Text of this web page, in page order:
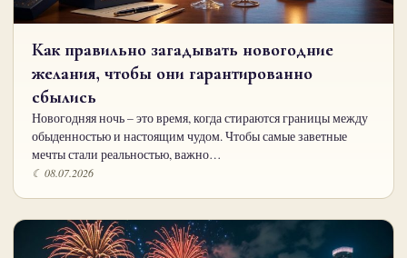
Как правильно загадывать новогодние
желания, чтобы они гарантированно
сбылись
Новогодняя ночь – это время, когда стираются границы между
обыденностью и настоящим чудом. Чтобы самые заветные
мечты стали реальностью, важно…
☾ 08.07.2026